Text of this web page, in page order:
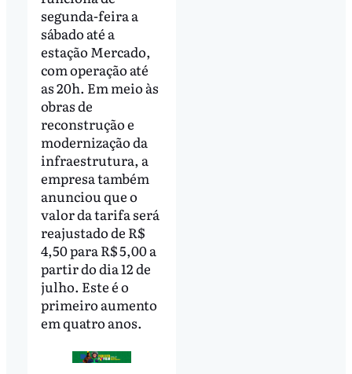
segunda-feira a
sábado até a
estação Mercado,
com operação até
as 20h. Em meio às
obras de
reconstrução e
modernização da
infraestrutura, a
empresa também
anunciou que o
valor da tarifa será
reajustado de R$
4,50 para R$ 5,00 a
partir do dia 12 de
julho. Este é o
primeiro aumento
em quatro anos.